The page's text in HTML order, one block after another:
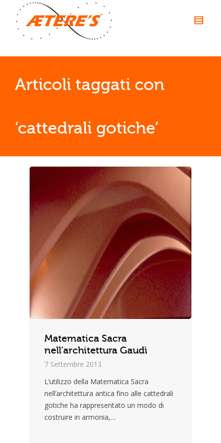
Articoli taggati con
‘cattedrali gotiche’
Matematica Sacra
nell’architettura Gaudì
7 Settembre 2013
L’utilizzo della Matematica Sacra
nell’architettura antica fino alle cattedrali
gotiche ha rappresentato un modo di
costruire in armonia,…